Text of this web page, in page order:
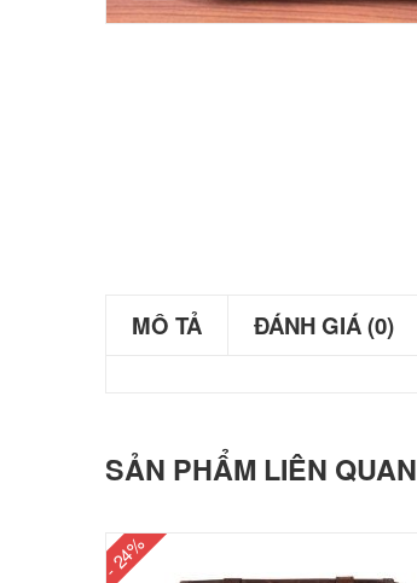
MÔ TẢ ĐÁNH GIÁ (0)
SẢN PHẨM LIÊN QUAN
- 24%